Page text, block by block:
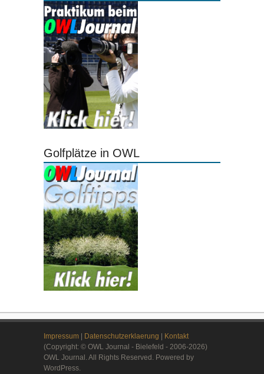
Golfplätze in OWL
Impressum | Datenschutzerklaerung | Kontakt
(Copyright: © OWL Journal - Bielefeld - 2006-2026)
OWL Journal. All Rights Reserved. Powered by
WordPress.